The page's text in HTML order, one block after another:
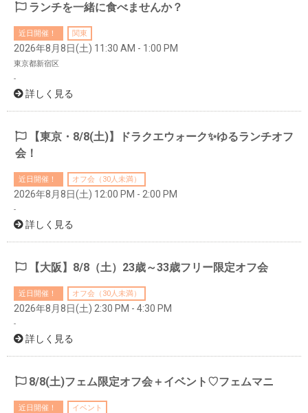
ランチを一緒に食べませんか？
近日開催！ 関東
2026年8月8日(土) 11:30 AM - 1:00 PM
東京都新宿区
-
詳しく見る
【東京・8/8(土)】ドラクエウォーク✨ゆるランチオフ
会！
近日開催！ オフ会（30人未満）
2026年8月8日(土) 12:00 PM - 2:00 PM
-
詳しく見る
【大阪】8/8（土）23歳～33歳フリー限定オフ会
近日開催！ オフ会（30人未満）
2026年8月8日(土) 2:30 PM - 4:30 PM
-
詳しく見る
8/8(土)フェム限定オフ会＋イベント♡フェムマニ
近日開催！ イベント